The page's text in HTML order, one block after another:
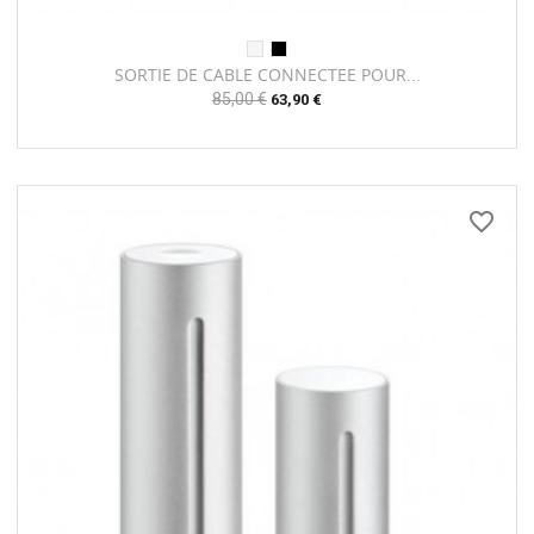
SORTIE DE CABLE CONNECTEE POUR...
Prix
85,00 € Prix
63,90 €
favorite_border